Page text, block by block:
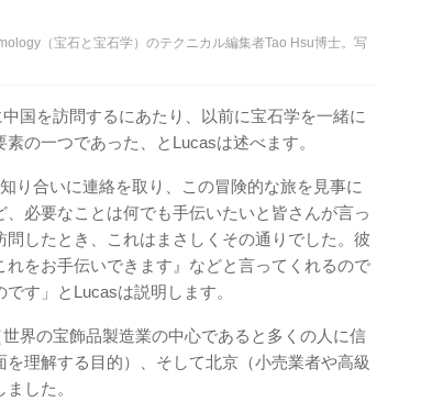
（宝石と宝石学）のテクニカル編集者Tao Hsu博士。写
国を訪問するにあたり、以前に宝石学を一緒に
の一つであった、とLucasは述べます。
り合いに連絡を取り、この冒険的な旅を見事に
必要なことは何でも手伝いたいと皆さんが言っ
したとき、これはまさしくその通りでした。彼
をお手伝いできます』などと言ってくれるので
す」とLucasは説明します。
界の宝飾品製造業の中心であると多くの人に信
理解する目的）、そして北京（小売業者や高級
した。